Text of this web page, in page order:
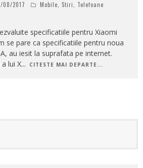
08/2017 Mobile, Stiri, Telefoane
specificatiile pentru Xiaomi
se pare ca specificatiile pentru noua
au iesit la suprafata pe internet.
lui X... CITESTE MAI DEPARTE...